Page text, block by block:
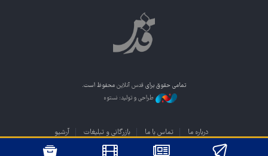
تمامی حقوق برای قدس آنلاین محفوظ است.
طراحی و تولید: نستوه
درباره ما تماس با ما بازرگانی و تبلیغات آرشیو